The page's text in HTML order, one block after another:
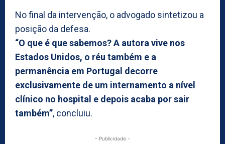
No final da intervenção, o advogado sintetizou a
posição da defesa.
“O que é que sabemos? A autora vive nos
Estados Unidos, o réu também e a
permanência em Portugal decorre
exclusivamente de um internamento a nível
clínico no hospital e depois acaba por sair
também”, concluiu.
- Publicidade -